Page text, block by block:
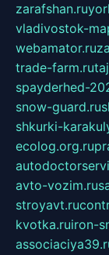
zarafshan.ru
vladivostok-
webamator.ru
trade-farm.ru
spayderhed-
snow-guard.ru
shkurki-
ecolog.org.ru
avto-vozim.ru
stroyavt.ru
kvotka.ruiron-